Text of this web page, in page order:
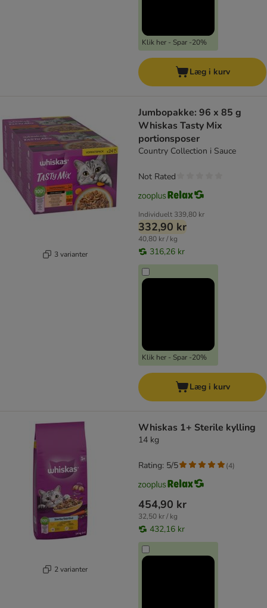
Klik her - Spar -20%
Læg i kurv
3 varianter
Jumbopakke: 96 x 85 g
Whiskas Tasty Mix
portionsposer
Country Collection i Sauce
Individuelt 339,80 kr
332,90 kr
40,80 kr / kg
316,26 kr
Klik her - Spar -20%
Not Rated
Læg i kurv
2 varianter
Whiskas 1+ Sterile kylling
14 kg
454,90 kr
32,50 kr / kg
432,16 kr
Rating: 5/5 (4)